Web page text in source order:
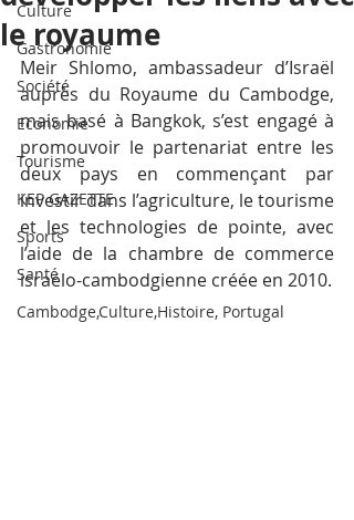
Culture
Gastronomie
Société
Economie
Tourisme
KEP GAZETTE
Sports
Santé
Cambodge,Culture,Histoire, Portugal
le royaume
Meir Shlomo, ambassadeur d’Israël
auprès du Royaume du Cambodge,
mais basé à Bangkok, s’est engagé à
promouvoir le partenariat entre les
deux pays en commençant par
investir dans l’agriculture, le tourisme
et les technologies de pointe, avec
l’aide de la chambre de commerce
israélo-cambodgienne créée en 2010.